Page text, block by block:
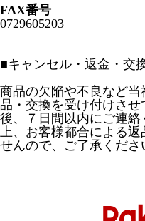
FAX番号
0729605203
■キャンセル・返金・交
商品の欠陥や不良など
品・交換を受け付けさ
後、７日間以内にご連
上、お客様都合による
せんので、ご了承くださ